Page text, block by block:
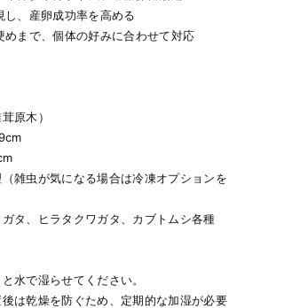
、産卵成功率を高める
まで、個体の好みに合わせて対応
原木）
（雑虫が気になる場合は冷凍オプションを
ガタ、ヒラタクワガタ、カブトムシ各種
水で湿らせてください。
後は乾燥を防ぐため、定期的な加湿が必要